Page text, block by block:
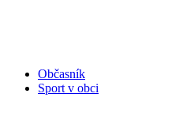
Občasník
Sport v obci